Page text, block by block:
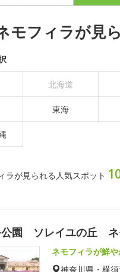
モフィラが見
北海道
東海
ラが見られる人気スポット
公園 ソレイユの丘 ネ
ネモフィラが鮮や
神奈川県・横